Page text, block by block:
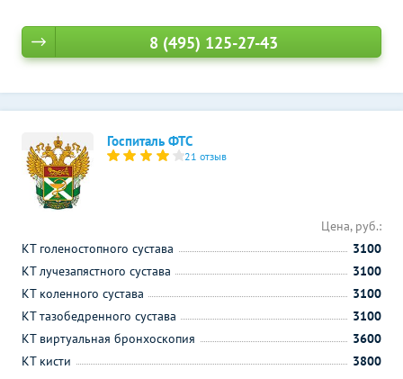
8 (495) 125-27-43
Госпиталь ФТС
21 отзыв
Цена, руб.:
КТ голеностопного сустава
3100
КТ лучезапястного сустава
3100
КТ коленного сустава
3100
КТ тазобедренного сустава
3100
КТ виртуальная бронхоскопия
3600
КТ кисти
3800